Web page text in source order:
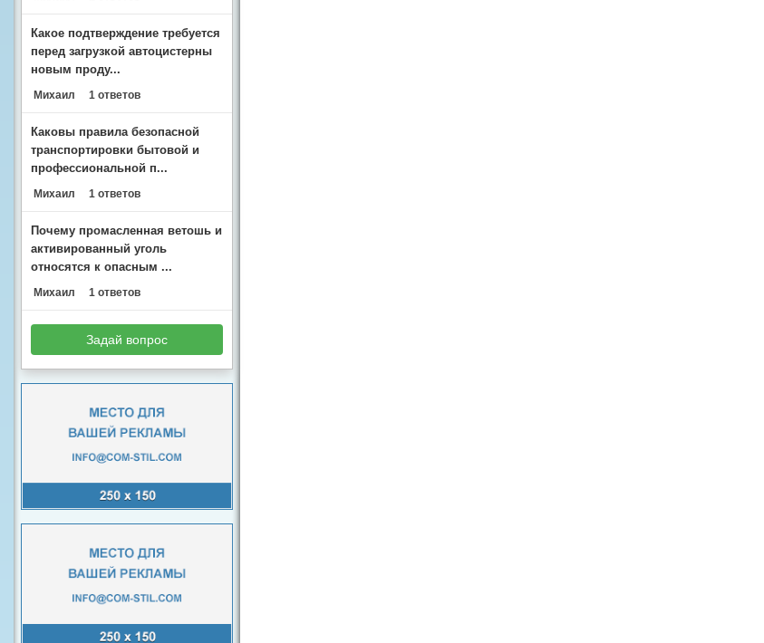
Какое подтверждение требуется
перед загрузкой автоцистерны
новым проду...
Михаил 1 ответов
Каковы правила безопасной
транспортировки бытовой и
профессиональной п...
Михаил 1 ответов
Почему промасленная ветошь и
активированный уголь
относятся к опасным ...
Михаил 1 ответов
Задай вопрос